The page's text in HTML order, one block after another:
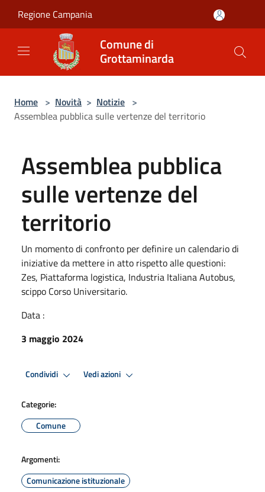
Regione Campania
Comune di
Grottaminarda
Home > Novità > Notizie >
Assemblea pubblica sulle vertenze del territorio
Assemblea pubblica
sulle vertenze del
territorio
Un momento di confronto per definire un calendario di
iniziative da mettere in atto rispetto alle questioni:
Zes, Piattaforma logistica, Industria Italiana Autobus,
scippo Corso Universitario.
Data :
3 maggio 2024
Condividi Vedi azioni
Categorie:
Comune
Argomenti:
Comunicazione istituzionale